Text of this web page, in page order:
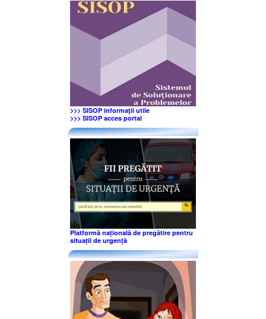
>>> SISOP informaţii utile
>>> SISOP acces portal
Platformă națională de pregătire pentru
situații de urgență